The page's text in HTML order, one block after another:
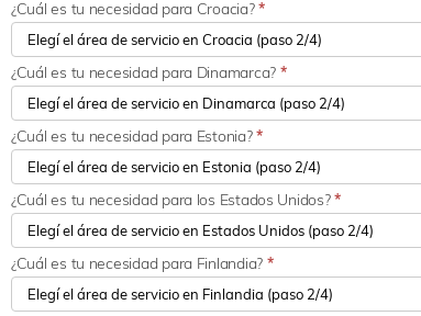
¿Cuál es tu necesidad para Croacia?*
¿Cuál es tu necesidad para Dinamarca? *
¿Cuál es tu necesidad para Estonia?*
¿Cuál es tu necesidad para los Estados Unidos?*
¿Cuál es tu necesidad para Finlandia? *